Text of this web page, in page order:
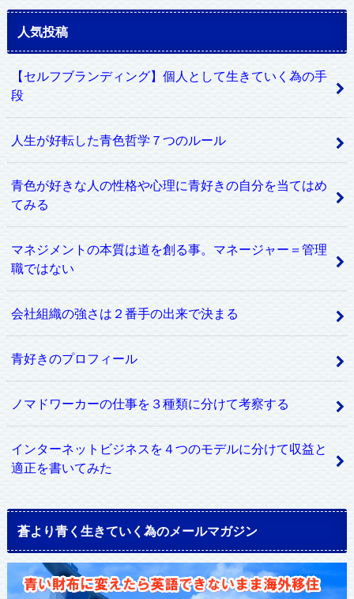
人気投稿
【セルフブランディング】個人として生きていく為の手
段
人生が好転した青色哲学７つのルール
青色が好きな人の性格や心理に青好きの自分を当てはめ
てみる
マネジメントの本質は道を創る事。マネージャー＝管理
職ではない
会社組織の強さは２番手の出来で決まる
青好きのプロフィール
ノマドワーカーの仕事を３種類に分けて考察する
インターネットビジネスを４つのモデルに分けて収益と
適正を書いてみた
蒼より青く生きていく為のメールマガジン